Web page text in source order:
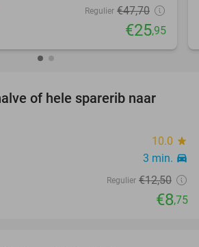
Regulier €47,70
€25,95
of hele sparerib naar
10.0 star
3 min. directions_car
Regulier €12,50
€8,75